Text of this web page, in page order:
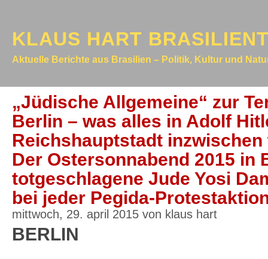
KLAUS HART
Aktuelle Berichte aus Brasilien – Politik, Kultur und
„Jüdische Allgemeine“ zur
Berlin – was alles in Adolf
Reichshauptstadt
Der Ostersonnabend 2015 in
totgeschlagene Jude Yosi
bei jeder Pegida-
mittwoch, 29. april 2015 von klaus hart
BERLIN